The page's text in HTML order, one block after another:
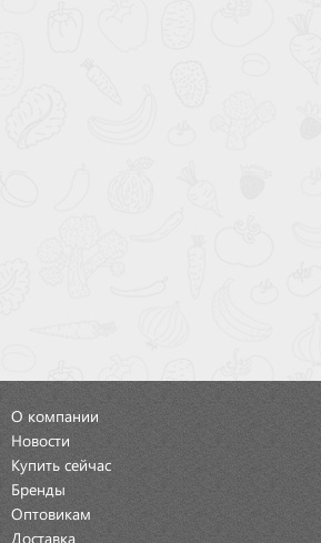
О компании
Новости
Купить сейчас
Бренды
Оптовикам
Доставка